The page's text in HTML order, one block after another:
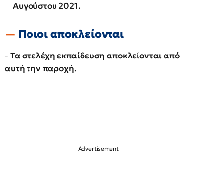
Αυγούστου 2021.
Ποιοι αποκλείονται
- Τα στελέχη εκπαίδευση αποκλείονται από
αυτή την παροχή.